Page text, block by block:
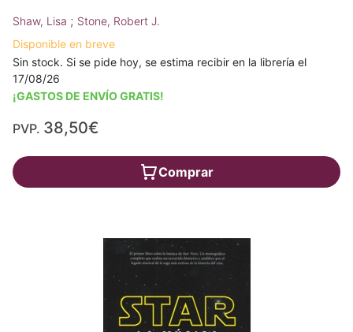
Shaw, Lisa ; Stone, Robert J.
Disponible en breve
Sin stock. Si se pide hoy, se estima recibir en la librería el
17/08/26
¡GASTOS DE ENVÍO GRATIS!
PVP. 38,50€
Comprar